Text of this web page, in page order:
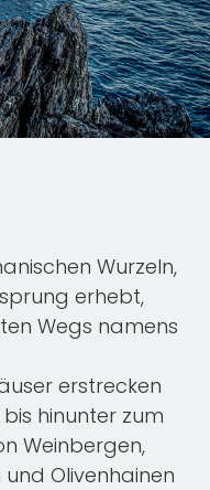
Wurzeln,
erhebt,
Wegs namens
erstrecken
hinunter zum
Weinbergen,
Olivenhainen